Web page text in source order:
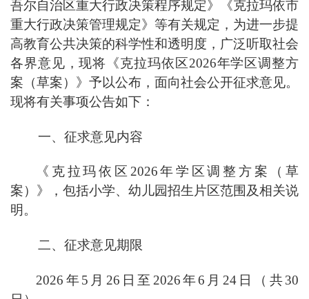
吾尔自治区重大行政决策程序规定》
《克拉玛依市
重大行政决策管理规定》 等有关规定，为进一步提
高教育公共决策的科学性和透明度，广泛听取社会
各界意见，现将《克拉玛依区 2026年学区调整方
案 （草案）》予以公布，面向社会公开征求意见。
现将有关事项公告如下：
一、 征求意见内容
《克拉玛依区 2026年学区调整方案
（草
案）》，包括小学、 幼儿园招生片区范围及相关说
明。
二、 征求意见期限
2026 年5 月 26 日至 2026年6 月 24日（共30